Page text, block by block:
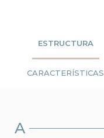
ESTRUCTURA
CARACTERÍSTICAS
A